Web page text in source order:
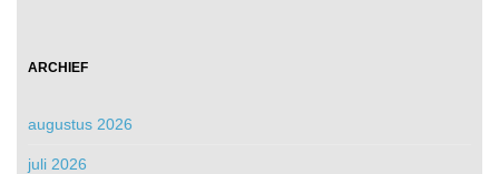
ARCHIEF
augustus 2026
juli 2026